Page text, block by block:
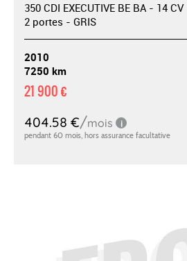
350 CDI EXECUTIVE BE BA - 14 CV
2 portes - GRIS
2010
7250 km
21 900 €